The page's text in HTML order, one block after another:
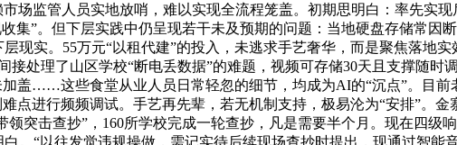
场监管人员实地放哨，难以实现全流程笼盖。初期思明白：率先实
集”。但下层实践中仍呈现若干未及预期的问题：当地硬盘存储常因
现实。55万元“以租代建”的投入，未逃求手艺奢华，而是聚焦落地
处理了山区学校“断电丢数据”的难题，视频可存储30天且支撑随时
盖……这些食堂从业人员日常轻忽的细节，均成为AI的“沉点”。目前
点进行频频调试。手艺再先辈，若无机制支持，极易沦为“安排”。
突击查抄”，160所学校完成一轮查抄，凡是需要半个月。现在四级
。“以往发觉违规操做，需记实待后续现场查抄时提出，现通过智能